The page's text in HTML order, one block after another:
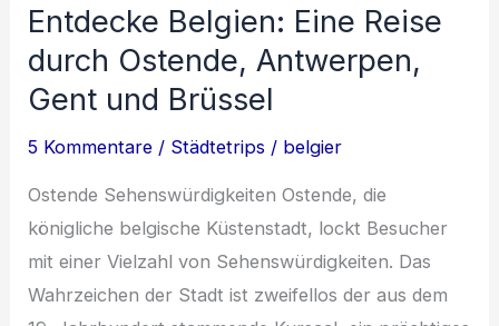
Ein
Einblick
in
Vielfalt
des
Landes
Entdecke Belgien: Eine Reise
durch Ostende, Antwerpen,
Gent und Brüssel
5 Kommentare / Städtetrips / belgier
Ostende Sehenswürdigkeiten Ostende, die
königliche belgische Küstenstadt, lockt Besucher
mit einer Vielzahl von Sehenswürdigkeiten. Das
Wahrzeichen der Stadt ist zweifellos der aus dem